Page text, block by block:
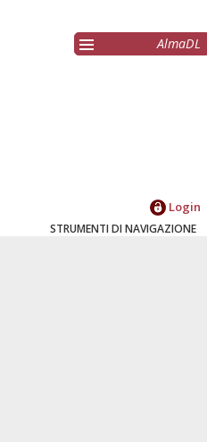
AlmaDL
Login
STRUMENTI DI NAVIGAZIONE